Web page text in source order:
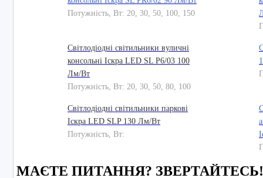
Потужність, Вт: 20, 30, 50, 100, 150
Світлодіодні світильники вуличні
консольні Іскра LED SL P6/03 100
Лм/Вт
Потужність, Вт: 20, 30, 50, 80, 100
Світлодіодні світильники паркові
Іскра LED SLP 130 Лм/Вт
Потужність, Вт:
МАЄТЕ ПИТАННЯ? ЗВЕРТАЙТЕСЬ!